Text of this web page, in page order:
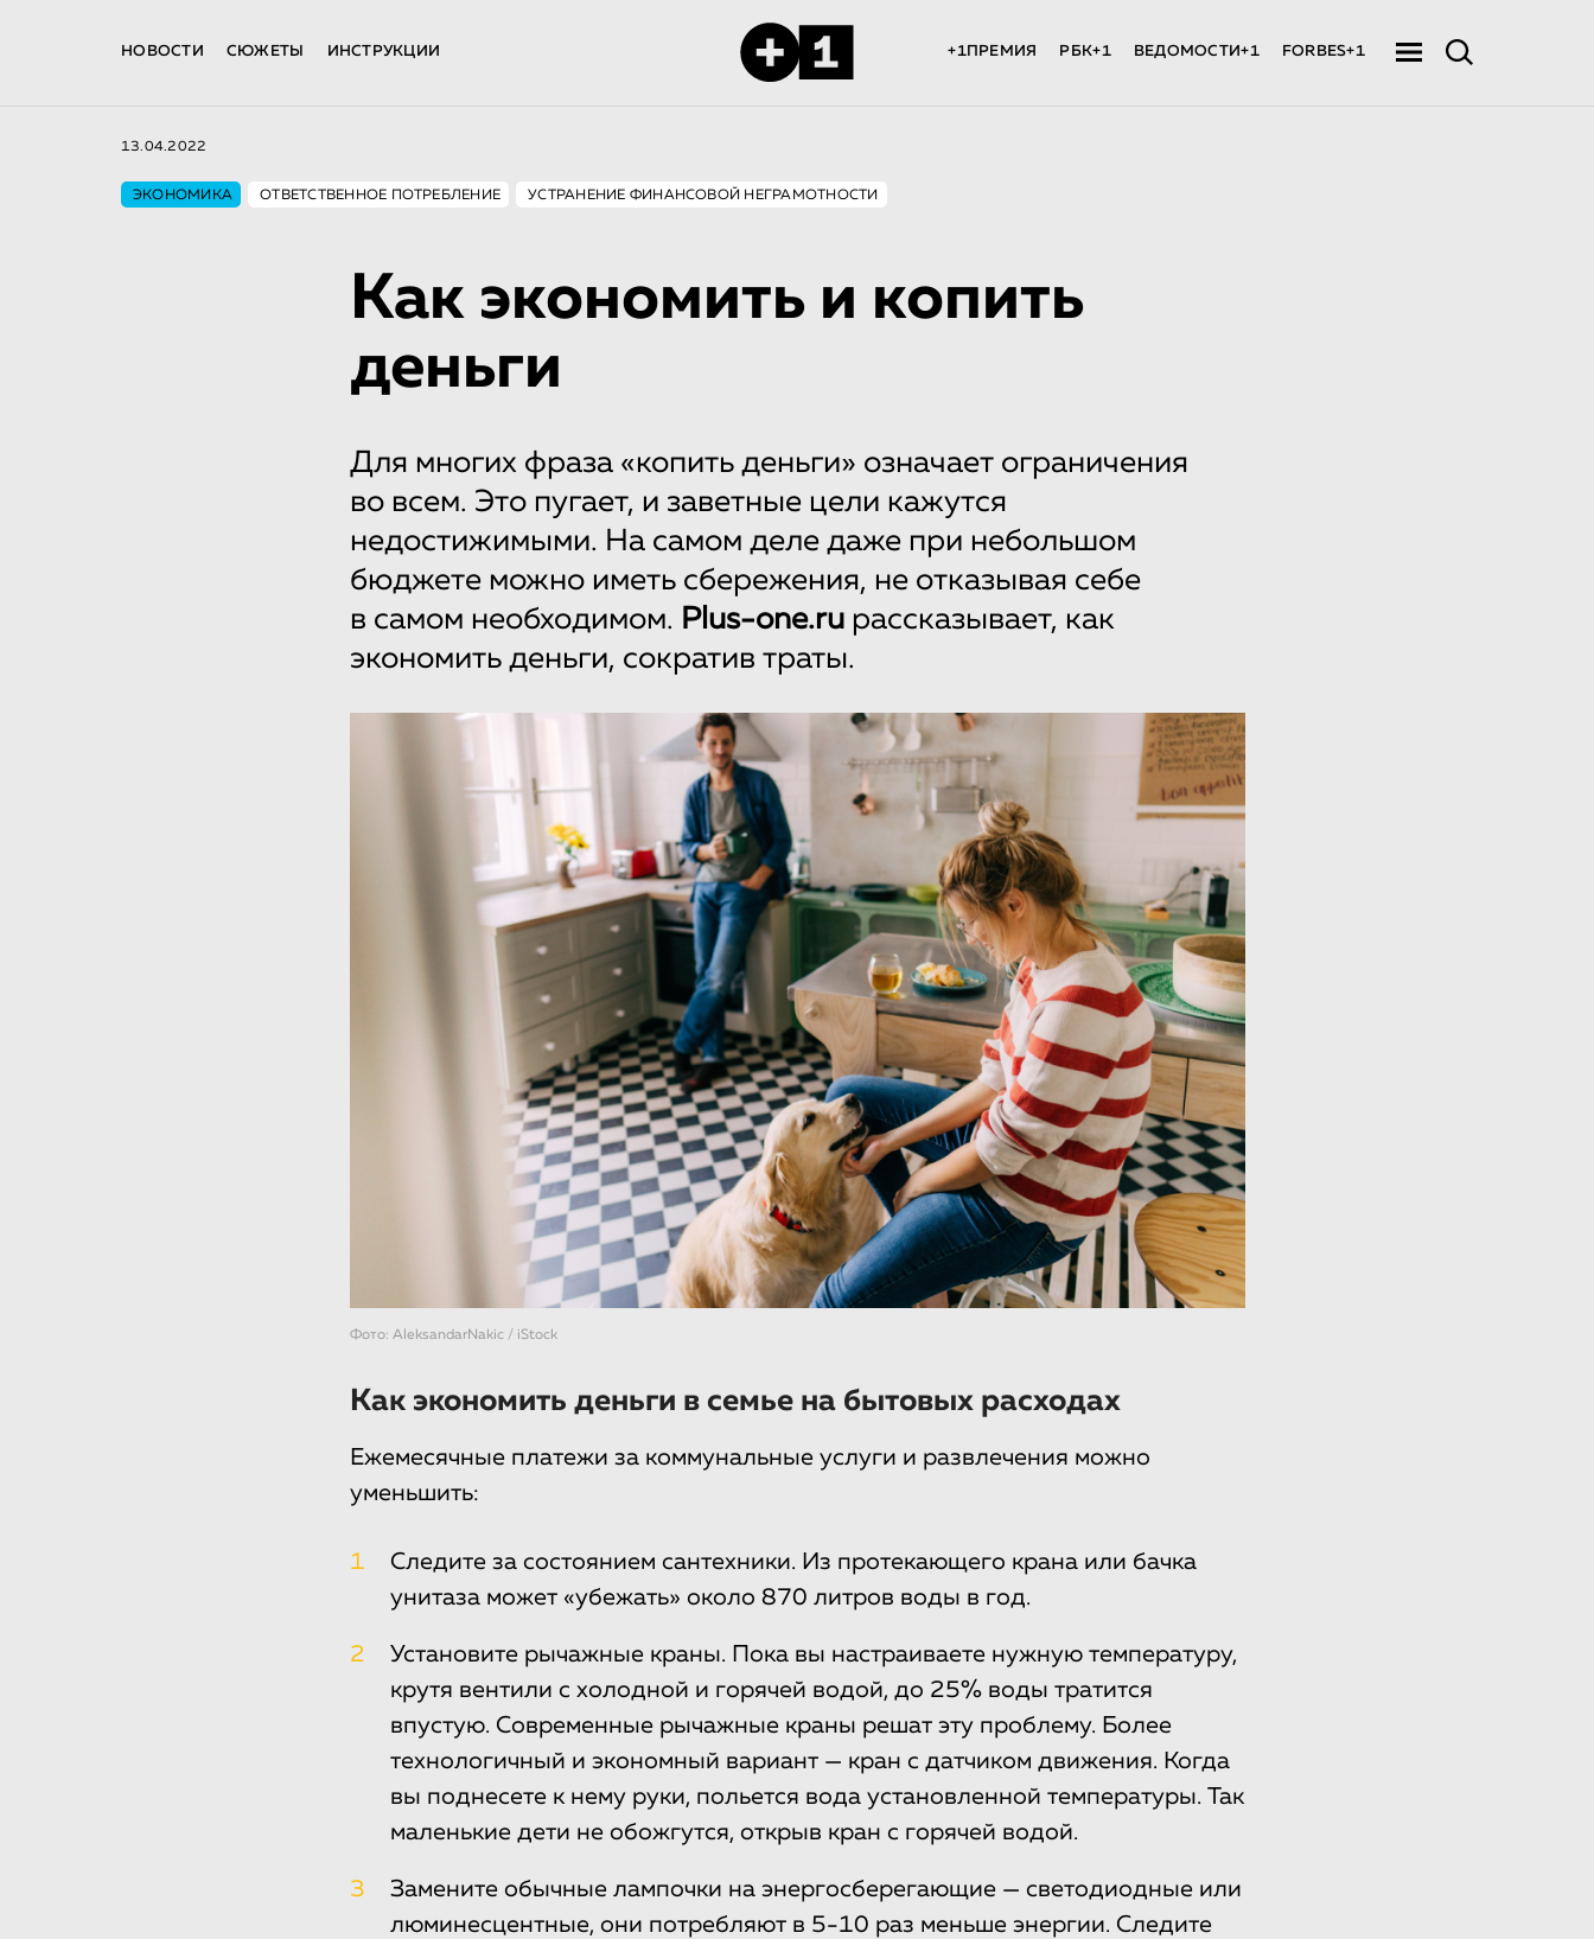
НОВОСТИ СЮЖЕТЫ ИНСТРУКЦИИ +1ПРЕМИЯ РБК+1 ВЕДОМОСТИ+1 FORBES+1
13.04.2022
ЭКОНОМИКА ОТВЕТСТВЕННОЕ ПОТРЕБЛЕНИЕ УСТРАНЕНИЕ ФИНАНСОВОЙ НЕГРАМОТНОСТИ
Как экономить и копить
деньги
Для многих фраза «копить деньги» означает ограничения
во всем. Это пугает, и заветные цели кажутся
недостижимыми. На самом деле даже при небольшом
бюджете можно иметь сбережения, не отказывая себе
в самом необходимом. Plus-one.ruрассказывает, как
экономить деньги, сократив траты.
Фото: AleksandarNakic / iStock
Как экономить деньги в семье на бытовых расходах
Ежемесячные платежи за коммунальные услуги и развлечения можно
уменьшить:
1
Следите за состоянием сантехники. Из протекающего крана или бачка
унитаза может «убежать» около 870 литров воды в год.
2
Установите рычажные краны. Пока вы настраиваете нужную температуру,
крутя вентили с холодной и горячей водой, до 25% воды тратится
впустую. Современные рычажные краны решат эту проблему. Более
технологичный и экономный вариант — кран с датчиком движения. Когда
вы поднесете к нему руки, польется вода установленной температуры. Так
маленькие дети не обожгутся, открыв кран с горячей водой.
3
Замените обычные лампочки на энергосберегающие — светодиодные или
люминесцентные, они потребляют в 5-10 раз меньше энергии. Следите